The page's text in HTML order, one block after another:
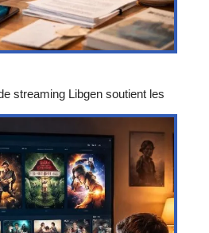
streaming Libgen soutient les